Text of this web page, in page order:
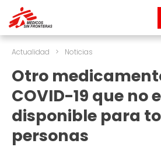
Actualidad > Noticias
Otro
COVID-19 que no
disponible para
personas